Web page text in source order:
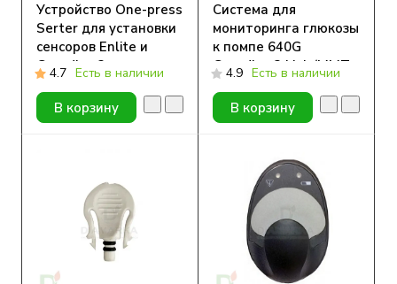
Устройство One-press
Serter для установки
сенсоров Enlite и
Guardian 3,
ММТ-7512, 1 шт.
4.7 Есть в наличии
В корзину
Система для
мониторинга глюкозы
к помпе 640G
Guardian 2 Link (MMT-
7775), 1 шт.
4.9 Есть в наличии
В корзину